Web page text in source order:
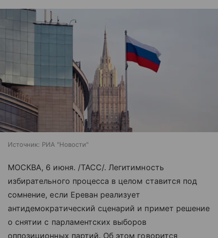
Источник: РИА "Новости"
МОСКВА, 6 июня. /ТАСС/. Легитимность
избирательного процесса в целом ставится под
сомнение, если Ереван реализует
антидемократический сценарий и примет решение
о снятии с парламентских выборов
оппозиционных партий. Об этом говорится